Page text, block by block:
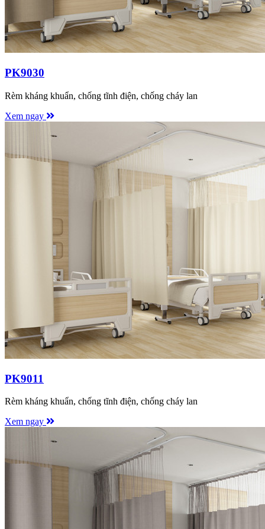
PK9030
Rèm kháng khuẩn, chống tĩnh điện, chống cháy lan
Xem ngay
PK9011
Rèm kháng khuẩn, chống tĩnh điện, chống cháy lan
Xem ngay